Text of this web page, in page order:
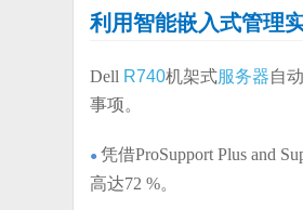
利用智能嵌入式管理
Dell R740机架式服务器自
事项。
●凭借ProSupport Plus and
高达72 %。